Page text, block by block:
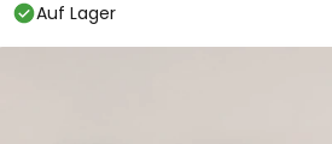
Auf Lager